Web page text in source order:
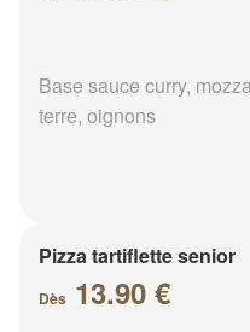
Base sauce curry,
terre, oignons
Pizza tartiflette senior
Dès 13.90 €